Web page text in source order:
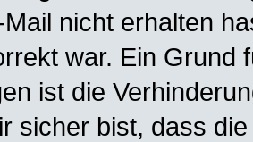
nicht erhalten
war. Ein Grund
ist die
sicher bist, dass